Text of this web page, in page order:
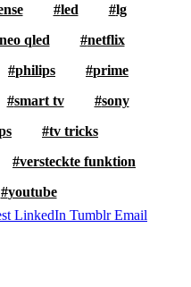
led
lg
qled
netflix
philips
prime
smart tv
sony
tv tricks
versteckte funktion
youtube
LinkedIn Tumblr Email